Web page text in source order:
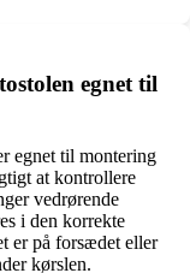
egnet til
egnet til montering
at kontrollere
vedrørende
i den korrekte
er på forsædet eller
kørslen.